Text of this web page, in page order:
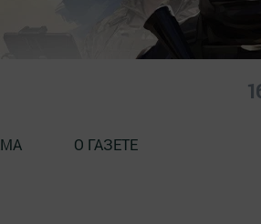
О ГАЗЕТЕ